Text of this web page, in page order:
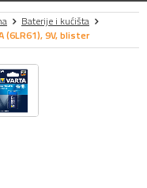
Baterije i kućišta
(6LR61), 9V, blister